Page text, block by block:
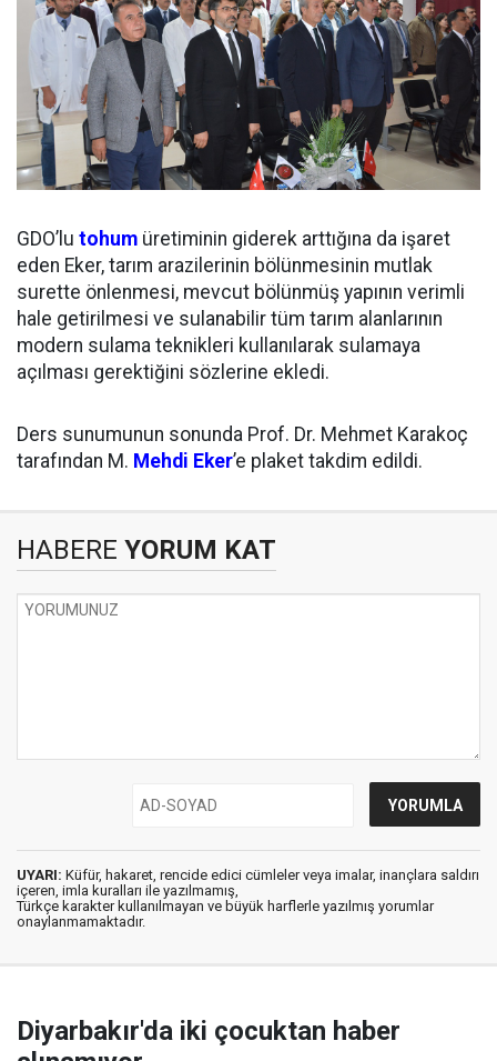
GDO’lu tohum üretiminin giderek arttığına da işaret
eden Eker, tarım arazilerinin bölünmesinin mutlak
surette önlenmesi, mevcut bölünmüş yapının verimli
hale getirilmesi ve sulanabilir tüm tarım alanlarının
modern sulama teknikleri kullanılarak sulamaya
açılması gerektiğini sözlerine ekledi.
Ders sunumunun sonunda Prof. Dr. Mehmet Karakoç
tarafından M. Mehdi Eker’e plaket takdim edildi.
HABERE YORUM KAT
UYARI: Küfür, hakaret, rencide edici cümleler veya imalar, inançlara saldırı
içeren, imla kuralları ile yazılmamış,
Türkçe karakter kullanılmayan ve büyük harflerle yazılmış yorumlar
onaylanmamaktadır.
Diyarbakır'da iki çocuktan haber